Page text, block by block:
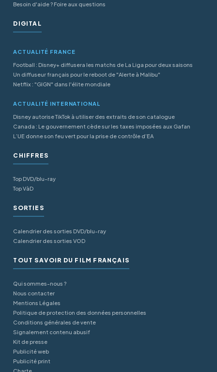
Besoin d'aide ? Foire aux questions
DIGITAL
ACTUALITÉ FRANCE
Football : Disney+ diffusera les matchs de La Liga pour deux saisons
Un diffuseur français pour le reboot de "Alerte à Malibu"
Netflix : "GIGN" dans l'élite mondiale
ACTUALITÉ INTERNATIONAL
Disney autorise TikTok à utiliser des extraits de son catalogue
Canada : Le gouvernement cède sur les taxes imposées aux Gafan
L’UE donne son feu vert pour la prise de contrôle d’EA
CHIFFRES
Top DVD/blu-ray
Top VàD
SORTIES
Calendrier des sorties DVD/blu-ray
Calendrier des sorties VOD
TOUT SAVOIR DU FILM FRANÇAIS
Qui sommes-nous ?
Nous contacter
Mentions Légales
Politique de protection des données personnelles
Conditions générales de vente
Signalement contenu abusif
Kit de presse
Publicité web
Publicité print
Charte